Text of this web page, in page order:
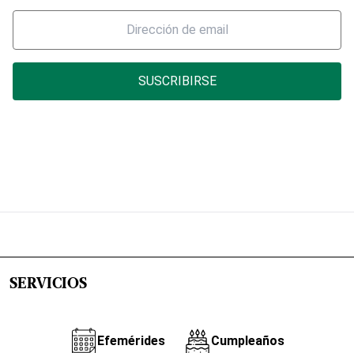
SUSCRIBIRSE
SERVICIOS
Efemérides Cumpleaños